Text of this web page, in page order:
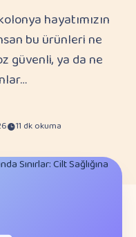
hayatımızın
bu ürünleri ne
güvenli, ya da ne
11 dk okuma